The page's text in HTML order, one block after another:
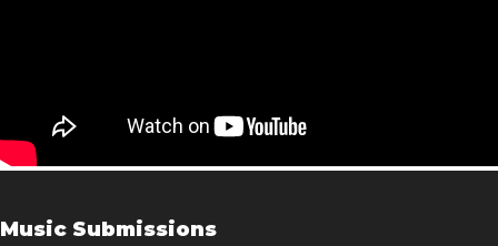
Music Submissions